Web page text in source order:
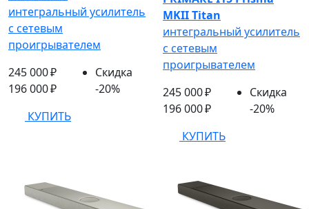
интегральный усилитель
с сетевым
проигрывателем
245 000 ₽
196 000 ₽
Скидка
-20%
КУПИТЬ
MKII Titan
интегральный усилитель
с сетевым
проигрывателем
245 000 ₽
196 000 ₽
Скидка
-20%
КУПИТЬ